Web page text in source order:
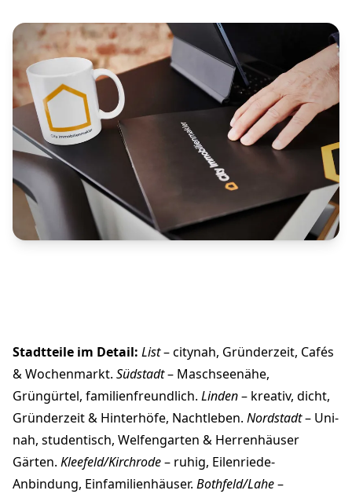
Stadtteile im Detail: List– citynah, Gründerzeit, Cafés
& Wochenmarkt. Südstadt– Maschseenähe,
Grüngürtel, familienfreundlich. Linden– kreativ, dicht,
Gründerzeit & Hinterhöfe, Nachtleben. Nordstadt– Uni-
nah, studentisch, Welfengarten & Herrenhäuser
Gärten. Kleefeld/Kirchrode– ruhig, Eilenriede-
Anbindung, Einfamilienhäuser. Bothfeld/Lahe–